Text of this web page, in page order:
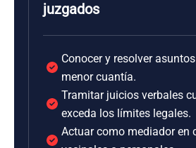
juzgados
Conocer y resolver
menor cuantía.
Tramitar juicios verbales
exceda los límites legales.
Actuar como mediador en